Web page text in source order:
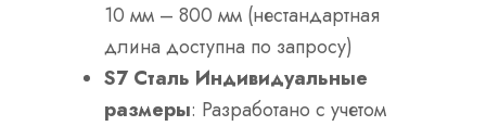
10 мм – 800 мм (нестандартная
длина доступна по запросу)
S7 Сталь Индивидуальные
размеры: Разработано с учетом